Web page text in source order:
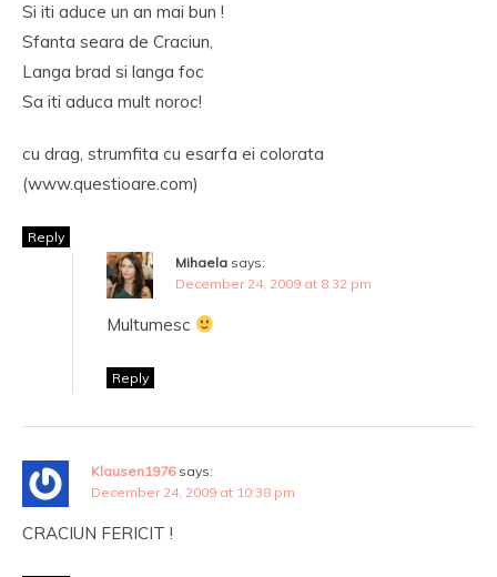
Si iti aduce un an mai bun !
Sfanta seara de Craciun,
Langa brad si langa foc
Sa iti aduca mult noroc!
cu drag, strumfita cu esarfa ei colorata
(www.questioare.com)
Reply
Mihaela says:
December 24, 2009 at 8:32 pm
Multumesc
Reply
Klausen1976 says:
December 24, 2009 at 10:38 pm
CRACIUN FERICIT !